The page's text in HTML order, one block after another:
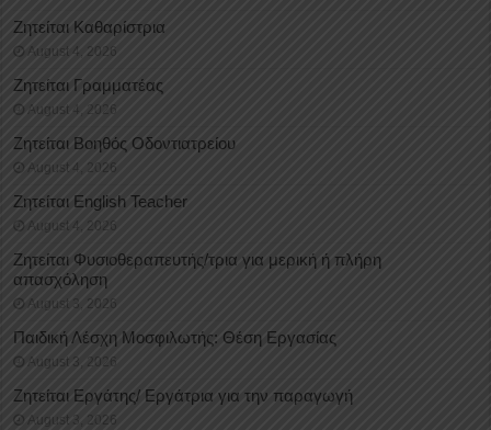
Ζητείται Καθαρίστρια
August 4, 2026
Ζητείται Γραμματέας
August 4, 2026
Ζητείται Βοηθός Οδοντιατρείου
August 4, 2026
Ζητείται English Teacher
August 4, 2026
Ζητείται Φυσιοθεραπευτής/τρια για μερική ή πλήρη
απασχόληση
August 3, 2026
Παιδική Λέσχη Μοσφιλωτής: Θέση Εργασίας
August 3, 2026
Ζητείται Εργάτης/ Εργάτρια για την παραγωγή
August 3, 2026